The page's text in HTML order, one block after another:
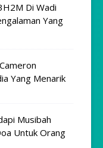
Di Wadi
Yang
Yang Menarik
Musibah
Untuk Orang